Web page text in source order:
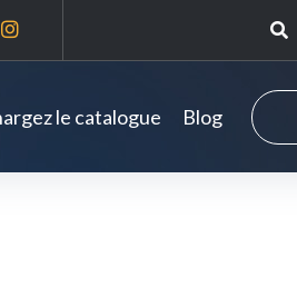
le catalogue Blog